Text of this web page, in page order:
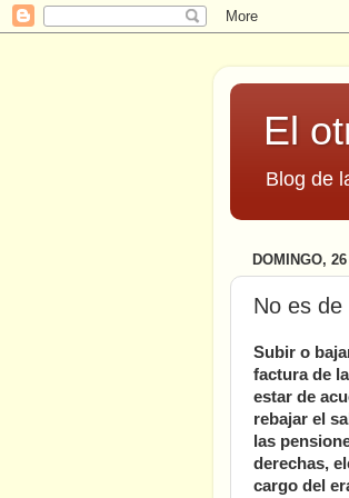
El
Blog de
DOMINGO,
No es
Subir o
factura de
estar de
rebajar el
las
derechas,
cargo del